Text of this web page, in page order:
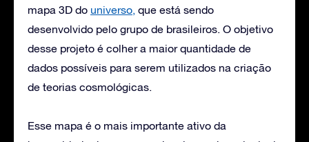
mapa 3D do universo, que está sendo
desenvolvido pelo grupo de brasileiros. O objetivo
desse projeto é colher a maior quantidade de
dados possíveis para serem utilizados na criação
de teorias cosmológicas.
Esse mapa é o mais importante ativo da